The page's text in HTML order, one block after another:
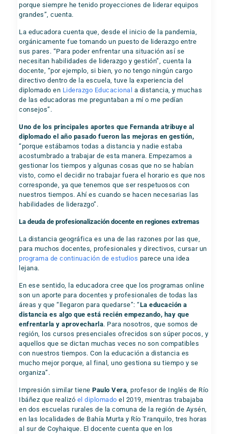
porque siempre he tenido proyecciones de liderar equipos
grandes”, cuenta.
La educadora cuenta que, desde el inicio de la pandemia,
orgánicamente fue tomando un puesto de liderazgo entre
sus pares. “Para poder enfrentar una situación así se
necesitan habilidades de liderazgo y gestión”, cuenta la
docente, “por ejemplo, si bien, yo no tengo ningún cargo
directivo dentro de la escuela, tuve la experiencia del
diplomado en Liderazgo Educacional a distancia, y muchas
de las educadoras me preguntaban a mí o me pedían
consejos”.
Uno de los principales aportes que Fernanda atribuye al
diplomado el año pasado fueron las mejoras en gestión,
“porque estábamos todas a distancia y nadie estaba
acostumbrado a trabajar de esta manera. Empezamos a
gestionar los tiempos y algunas cosas que no se habían
visto, como el decidir no trabajar fuera el horario es que nos
corresponde, ya que tenemos que ser respetuosos con
nuestros tiempos. Ahí es cuando se hacen necesarias las
habilidades de liderazgo”.
La deuda de profesionalización docente en regiones extremas
La distancia geográfica es una de las razones por las que,
para muchos docentes, profesionales y directivos, cursar un
programa de continuación de estudios parece una idea
lejana.
En ese sentido, la educadora cree que los programas online
son un aporte para docentes y profesionales de todas las
áreas y que “llegaron para quedarse”: “La educación a
distancia es algo que está recién empezando, hay que
enfrentarla y aprovecharla. Para nosotros, que somos de
región, los cursos presenciales ofrecidos son súper pocos, y
aquellos que se dictan muchas veces no son compatibles
con nuestros tiempos. Con la educación a distancia es
mucho mejor porque, al final, uno gestiona su tiempo y se
organiza”.
Impresión similar tienePaulo Vera, profesor de Inglés de Río
Ibáñez que realizó el diplomado el 2019, mientras trabajaba
en dos escuelas rurales de la comuna de la región de Aysén,
en las localidades de Bahía Murta y Río Tranquilo, tres horas
al sur de Coyhaique. El docente cuenta que en los